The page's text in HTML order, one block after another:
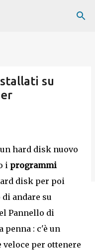
su
hard disk nuovo
i programmi
disk per poi
andare su
Pannello di
penna : c'è un
per ottenere